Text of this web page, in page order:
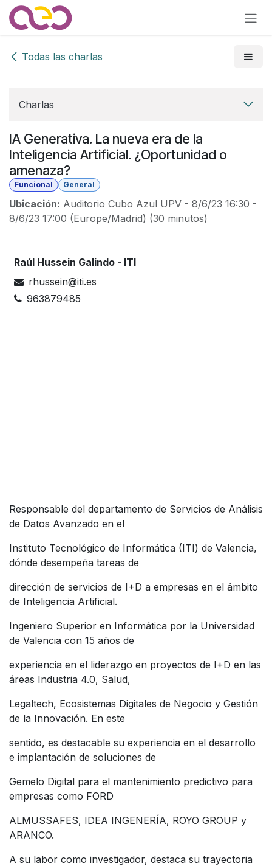
Ir al contenido
Todas las charlas
Charlas
IA Generativa. La nueva era de la
Inteligencia Artificial. ¿Oportunidad o
amenaza?
Funcional General
Ubicación: Auditorio Cubo Azul UPV - 8/6/23 16:30 -
8/6/23 17:00 (Europe/Madrid) (30 minutos)
Raúl Hussein Galindo - ITI
rhussein@iti.es
963879485
Responsable del departamento de Servicios de Análisis
de Datos Avanzado en el
Instituto Tecnológico de Informática (ITI) de Valencia,
dónde desempeña tareas de
dirección de servicios de I+D a empresas en el ámbito
de Inteligencia Artificial.
Ingeniero Superior en Informática por la Universidad
de Valencia con 15 años de
experiencia en el liderazgo en proyectos de I+D en las
áreas Industria 4.0, Salud,
Legaltech, Ecosistemas Digitales de Negocio y Gestión
de la Innovación. En este
sentido, es destacable su experiencia en el desarrollo
e implantación de soluciones de
Gemelo Digital para el mantenimiento predictivo para
empresas como FORD
ALMUSSAFES, IDEA INGENERÍA, ROYO GROUP y
ARANCO.
A su labor como investigador, destaca su trayectoria